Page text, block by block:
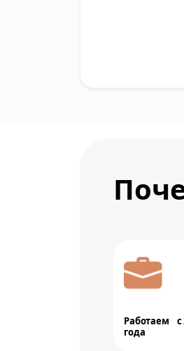
Работаем с
года